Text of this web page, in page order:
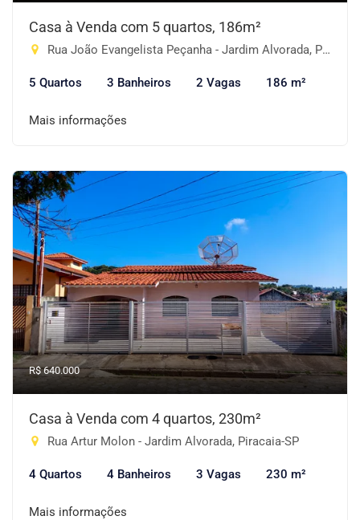
Casa à Venda com 5 quartos, 186m²
Rua João Evangelista Peçanha - Jardim Alvorada, Piracaia-SP
5 Quartos 3 Banheiros 2 Vagas 186 m²
Mais informações
R$ 640.000
Casa à Venda com 4 quartos, 230m²
Rua Artur Molon - Jardim Alvorada, Piracaia-SP
4 Quartos 4 Banheiros 3 Vagas 230 m²
Mais informações